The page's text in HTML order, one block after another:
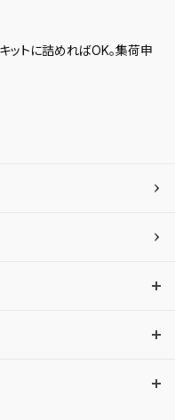
ットに詰めればOK。集荷申